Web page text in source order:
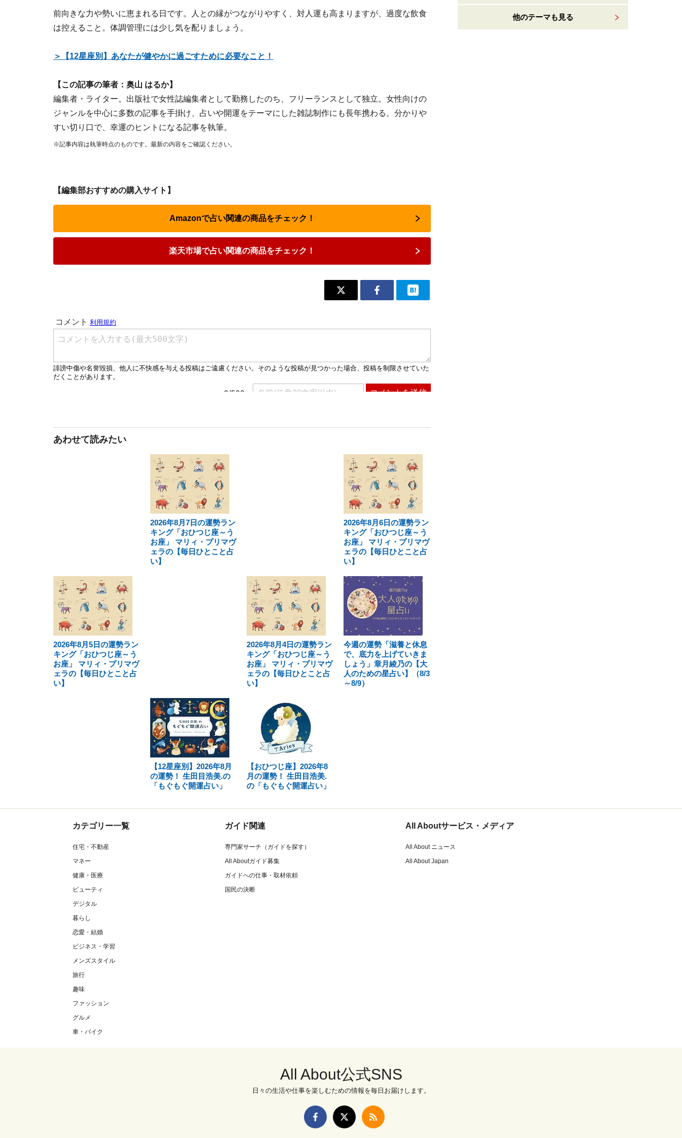
前向きな力や勢いに恵まれる日です。人との縁がつながりやすく、対人運も高まりますが、過度な飲食
は控えること。体調管理には少し気を配りましょう。
＞【12星座別】あなたが健やかに過ごすために必要なこと！
【この記事の筆者：奥山 はるか】
編集者・ライター。出版社で女性誌編集者として勤務したのち、フリーランスとして独立。女性向けの
ジャンルを中心に多数の記事を手掛け、占いや開運をテーマにした雑誌制作にも長年携わる。分かりや
すい切り口で、幸運のヒントになる記事を執筆。
※記事内容は執筆時点のものです。最新の内容をご確認ください。
【編集部おすすめの購入サイト】
Amazonで占い関連の商品をチェック！
楽天市場で占い関連の商品をチェック！
あわせて読みたい
2026年8月7日の運勢ラン
キング「おひつじ座～う
お座」 マリィ・プリマヴ
ェラの【毎日ひとこと占
い】
2026年8月6日の運勢ラン
キング「おひつじ座～う
お座」 マリィ・プリマヴ
ェラの【毎日ひとこと占
い】
2026年8月5日の運勢ラン
キング「おひつじ座～う
お座」 マリィ・プリマヴ
ェラの【毎日ひとこと占
い】
2026年8月4日の運勢ラン
キング「おひつじ座～う
お座」 マリィ・プリマヴ
ェラの【毎日ひとこと占
い】
今週の運勢「滋養と休息
で、底力を上げていきま
しょう」章月綾乃の【大
人のための星占い】（8/3
～8/9）
【12星座別】2026年8月
の運勢！ 生田目浩美.の
「もぐもぐ開運占い」
【おひつじ座】2026年8
月の運勢！ 生田目浩美.
の「もぐもぐ開運占い」
他のテーマも見る
カテゴリー一覧
住宅・不動産
マネー
健康・医療
ビューティ
デジタル
暮らし
恋愛・結婚
ビジネス・学習
メンズスタイル
旅行
趣味
ファッション
グルメ
車・バイク
ガイド関連
専門家サーチ（ガイドを探す）
All Aboutガイド募集
ガイドへの仕事・取材依頼
国民の決断
All Aboutサービス・メディア
All About ニュース
All About Japan
All About公式SNS
日々の生活や仕事を楽しむための情報を毎日お届けします。